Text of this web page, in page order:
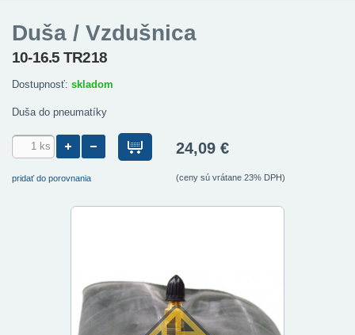
Duša / Vzdušnica
10-16.5 TR218
Dostupnosť: skladom
Duša do pneumatíky
pridať do porovnania
24,09 €
(ceny sú vrátane 23% DPH)